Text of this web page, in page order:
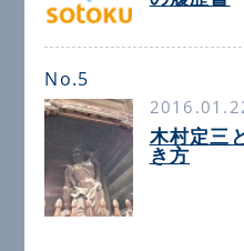
No.5
木村定三
き方